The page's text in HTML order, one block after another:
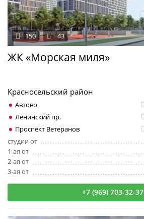
ЖК «Морская миля»
150 43
Красносельский район
Автово
Ленинский пр.
Проспект Ветеранов
студии от
1-ая от
2-ая от
3-ая от
+7 (969) 703-32-37